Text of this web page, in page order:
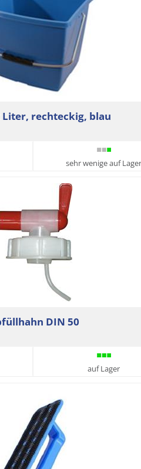
Liter, rechteckig, blau
sehr wenige auf Lager
DIN 50
auf Lager